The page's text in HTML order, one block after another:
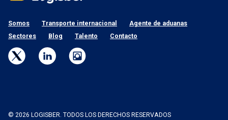
Somos Transporte internacional
Agente de aduanas
Sectores
Blog Talento Contacto
© 2026 LOGISBER. TODOS LOS DERECHOS RESERVADOS